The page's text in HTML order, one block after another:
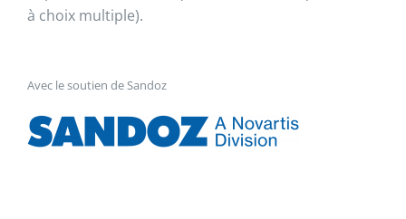
à choix multiple).
Avec le soutien de Sandoz